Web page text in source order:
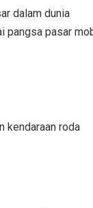
dalam dunia
pangsa pasar
kendaraan roda